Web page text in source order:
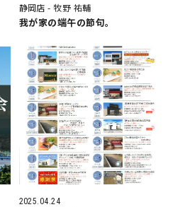
空間コーディネート
の家
度計算 全棟標準
の追求
静岡店- 牧野 祐輔
我が家の端午の節句。
2025.04.24